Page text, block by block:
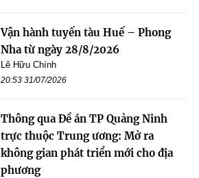
Vận hành tuyến tàu Huế – Phong
Nha từ ngày 28/8/2026
Lê Hữu Chính
20:53 31/07/2026
Thông qua Đề án TP Quảng Ninh
trực thuộc Trung ương: Mở ra
không gian phát triển mới cho địa
phương